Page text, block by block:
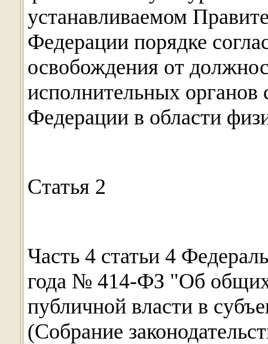
устанавливаемом
Федерации порядке
освобождения от
исполнительных органов
Федерации в области
Статья 2
Часть 4 статьи 4
года № 414-ФЗ "Об общих
публичной власти в
(Собрание